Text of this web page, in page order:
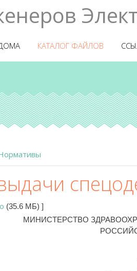
КАТАЛОГ ФАЙЛОВ
(35.6 МБ) ]
МИНИСТЕРСТВО